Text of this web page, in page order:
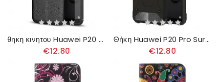
θηκη κινητου Huawei P20 Pro Δερμάτινο Εφέ Litchi Διπλής Γραμμής
€12.80
Θήκη Huawei P20 Pro Survivor
€12.80